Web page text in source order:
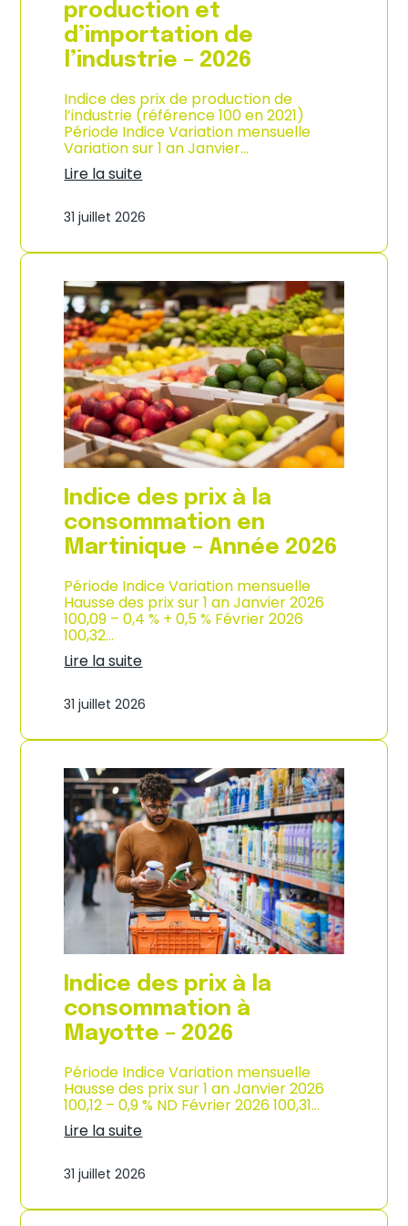
s
o
m
m
a
i
o
n
e
n
G
a
e
o
u
p
e
–
A
n
n
é
e
2
0
2
6
production et
d’importation de
l’industrie – 2026
Indice des prix de production de
l’industrie (référence 100 en 2021)
Période Indice Variation mensuelle
Variation sur 1 an Janvier…
Lire la suite
n
i
e
d
e
s
p
r
i
x
d
e
p
r
o
d
u
c
t
o
n
e
’
m
p
r
t
a
t
i
o
n
d
e
l
’
i
n
d
u
s
t
r
i
–
2
0
6
31 juillet 2026
Indice des prix à la
consommation en
Martinique – Année 2026
Période Indice Variation mensuelle
Hausse des prix sur 1 an Janvier 2026
100,09 – 0,4 % + 0,5 % Février 2026
100,32…
Lire la suite
n
i
e
d
e
s
r
i
x
à
l
a
c
o
n
s
o
m
a
t
i
n
n
M
31 juillet 2026
Indice des prix à la
consommation à
Mayotte – 2026
Période Indice Variation mensuelle
Hausse des prix sur 1 an Janvier 2026
100,12 – 0,9 % ND Février 2026 100,31…
Lire la suite
n
i
31 juillet 2026